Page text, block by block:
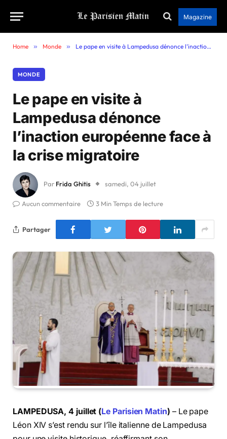
Magazine
Home » Monde » Le pape en visite à Lampedusa dénonce l’inaction européenne face à la crise migratoire
MONDE
Le pape en visite à
Lampedusa dénonce
l’inaction européenne face à
la crise migratoire
Par Frida Ghitis samedi, 04 juillet
Aucun commentaire 3 Min Temps de lecture
Partager
LAMPEDUSA, 4 juillet (Le Parisien Matin) – Le pape
Léon XIV s’est rendu sur l’île italienne de Lampedusa